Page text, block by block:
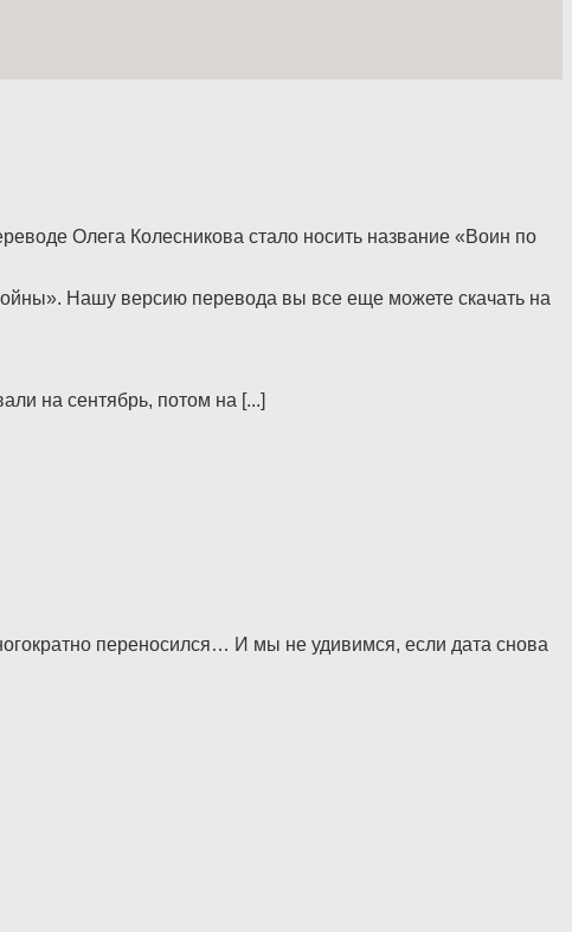
Олега Колесникова стало носить название «Воин по
Нашу версию перевода вы все еще можете скачать на
на сентябрь, потом на [...]
переносился… И мы не удивимся, если дата снова